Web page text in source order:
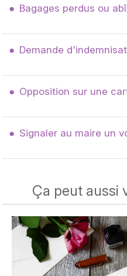
Bagages perdus ou
Demande
Opposition sur une
Signaler au maire un
Ça peut aussi